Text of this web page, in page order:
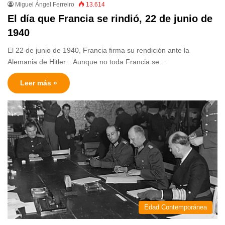
Miguel Ángel Ferreiro 13.614
El día que Francia se rindió, 22 de junio de
1940
El 22 de junio de 1940, Francia firma su rendición ante la
Alemania de Hitler... Aunque no toda Francia se…
Leer más »
Edad Contemporánea